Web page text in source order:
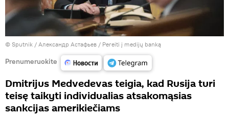
© Sputnik / Александр Астафьев / Pereiti į medijų banką
Prenumeruokite
Dmitrijus Medvedevas teigia, kad Rusija turi
teisę taikyti individualias atsakomąsias
sankcijas amerikiečiams